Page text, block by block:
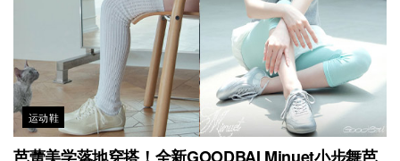
运动鞋
芭蕾美学落地穿搭！全新GOODBAI Minuet小步舞芭